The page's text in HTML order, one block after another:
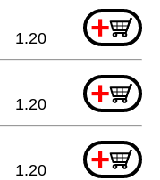
+
1.20
+
1.20
+
1.20